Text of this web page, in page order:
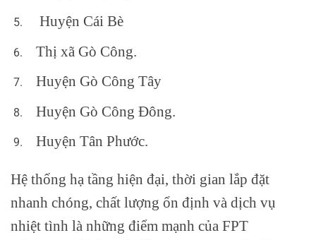
Huyện Cái Bè
Thị xã Gò Công.
Huyện Gò Công Tây
Huyện Gò Công Đông.
Huyện Tân Phước.
Hệ thống hạ tầng hiện đại, thời gian lắp đặt
nhanh chóng, chất lượng ổn định và dịch vụ
nhiệt tình là những điểm mạnh của FPT